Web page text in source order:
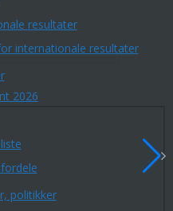
resultater
internationale resultater
2026
politikker